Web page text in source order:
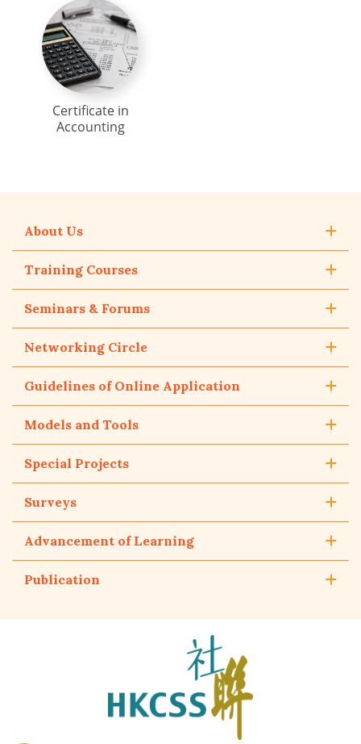
Certificate in
Accounting
About Us
Training Courses
Seminars & Forums
Networking Circle
Guidelines of Online Application
Models and Tools
Special Projects
Surveys
Advancement of Learning
Publication
Council